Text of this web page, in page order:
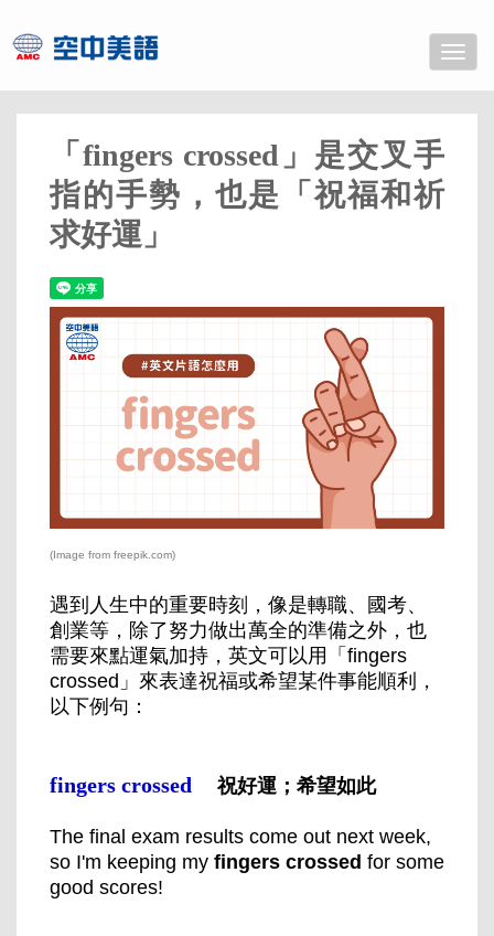
Toggle
「fingers crossed」是交叉手
指的手勢，也是「祝福和祈
求好運」
(Image from freepik.com)
遇到人生中的重要時刻，像是轉職、國考、
創業等，除了努力做出萬全的準備之外，也
需要來點運氣加持，英文可以用「fingers
crossed」來表達祝福或希望某件事能順利，
以下例句：
fingers crossed 祝好運；希望如此
The final exam results come out next week,
so I'm keeping my fingers crossed for some
good scores!